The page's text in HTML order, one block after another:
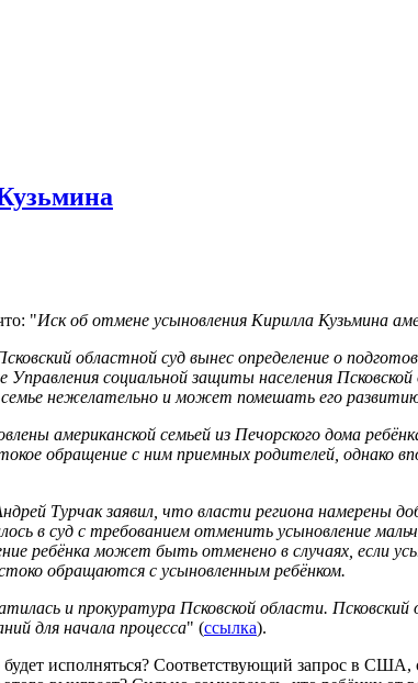
"Иск об отмене усыновления Кирилла Кузьмина
областной суд вынес определение о
Управления социальной защиты населения
нежелательно и может помешать его
американской семьей из Печорского дома
обращение с ним приемных родителей, однако
Турчак заявил, что власти региона намерены
в суд с требованием отменить усыновление
ребёнка может быть отменено в случаях, если
обращаются с усыновленным ребёнком.
и прокуратура Псковской области.
для начала процесса" (ссылка).
исполняться? Соответствующий запрос в США,